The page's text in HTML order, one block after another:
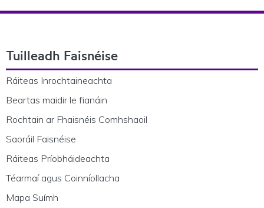
Tuilleadh Faisnéise
Ráiteas Inrochtaineachta
Beartas maidir le fianáin
Rochtain ar Fhaisnéis Comhshaoil
Saoráil Faisnéise
Ráiteas Príobháideachta
Téarmaí agus Coinníollacha
Mapa Suímh